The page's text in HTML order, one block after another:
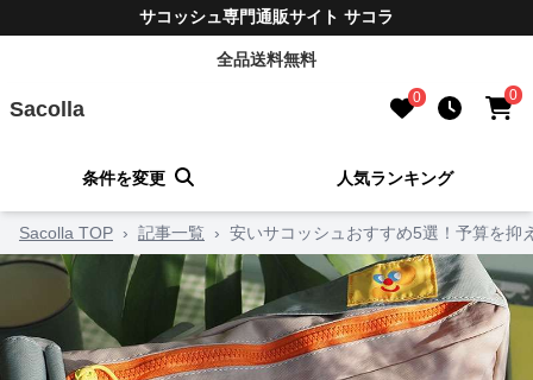
サコッシュ専門通販サイト サコラ
全品送料無料
Sacolla 0 0
条件を変更 人気ランキング
Sacolla TOP › 記事一覧 › 安いサコッシュおすすめ5選！予算を抑